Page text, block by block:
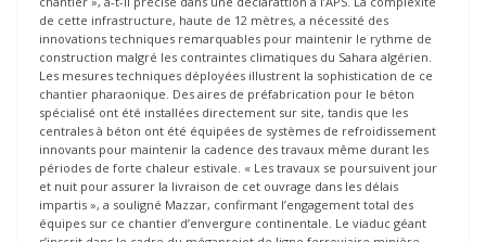
de cette infrastructure, haute de 12 mètres, a nécessité des
innovations techniques remarquables pour maintenir le rythme de
construction malgré les contraintes climatiques du Sahara algérien.
Les mesures techniques déployées illustrent la sophistication de ce
chantier pharaonique. Des aires de préfabrication pour le béton
spécialisé ont été installées directement sur site, tandis que les
centrales à béton ont été équipées de systèmes de refroidissement
innovants pour maintenir la cadence des travaux même durant les
périodes de forte chaleur estivale. « Les travaux se poursuivent jour
et nuit pour assurer la livraison de cet ouvrage dans les délais
impartis », a souligné Mazzar, confirmant l’engagement total des
équipes sur ce chantier d’envergure continentale. Le viaduc géant